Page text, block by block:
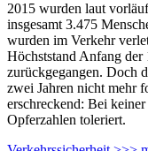
2015 wurden laut
insgesamt 3.475
wurden im Verkehr
Höchststand Anfang
zurückgegangen. Doch
zwei Jahren nicht mehr
erschreckend: Bei
Opferzahlen toleriert.